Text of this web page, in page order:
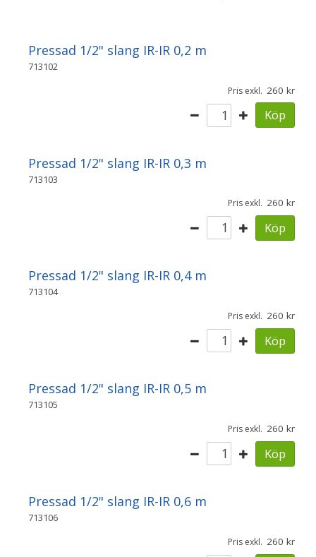
Pressad 1/2" slang IR-IR 0,2 m
713102
Pris exkl. 260
Köp
Pressad 1/2" slang IR-IR 0,3 m
713103
Pris exkl. 260
Köp
Pressad 1/2" slang IR-IR 0,4 m
713104
Pris exkl. 260
Köp
Pressad 1/2" slang IR-IR 0,5 m
713105
Pris exkl. 260
Köp
Pressad 1/2" slang IR-IR 0,6 m
713106
Pris exkl. 260